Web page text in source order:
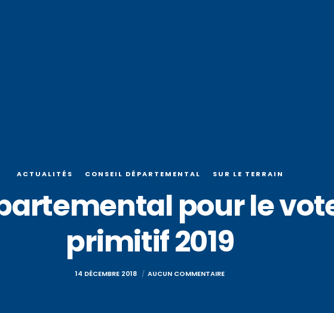
ACTUALITÉS CONSEIL DÉPARTEMENTAL SUR LE TERRAIN
pour le
primitif 2019
14 DÉCEMBRE 2018 AUCUN COMMENTAIRE